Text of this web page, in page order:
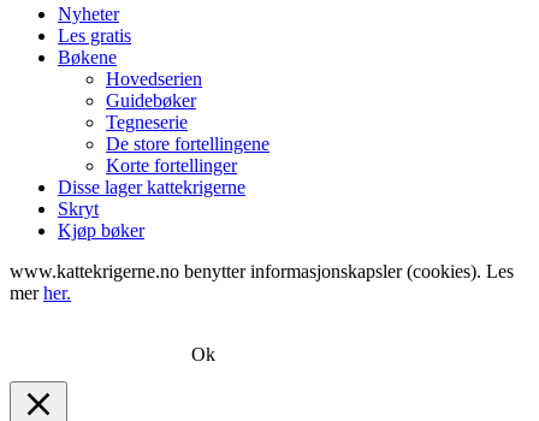
Close
Menu
Nyheter
Les gratis
Bøkene
Hovedserien
Guidebøker
Tegneserie
De store fortellingene
Korte fortellinger
Disse lager kattekrigerne
Skryt
Kjøp bøker
www.kattekrigerne.no benytter informasjonskapsler (cookies). Les
merher.
Ok